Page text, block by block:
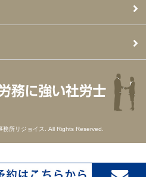
所リジョイス. All Rights Reserved.